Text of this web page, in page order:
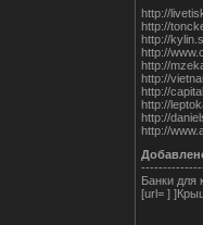
http://
http://
http://
http://
http://
http://
http://
http://
http://
http://
Банки для
[url= ]